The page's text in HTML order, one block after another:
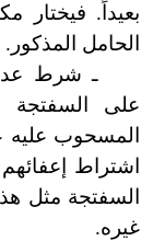
بعيداً. فيختار
الحامل المذكور.
ـ شرط
على السفتجة
المسحوب عليه
اشتراط
السفتجة مثل
غيره.